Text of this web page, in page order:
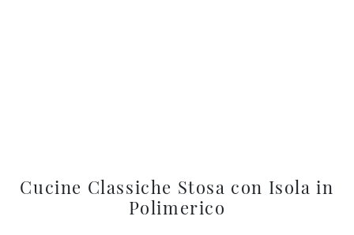
Cucine Classiche Stosa con Isola in
Polimerico